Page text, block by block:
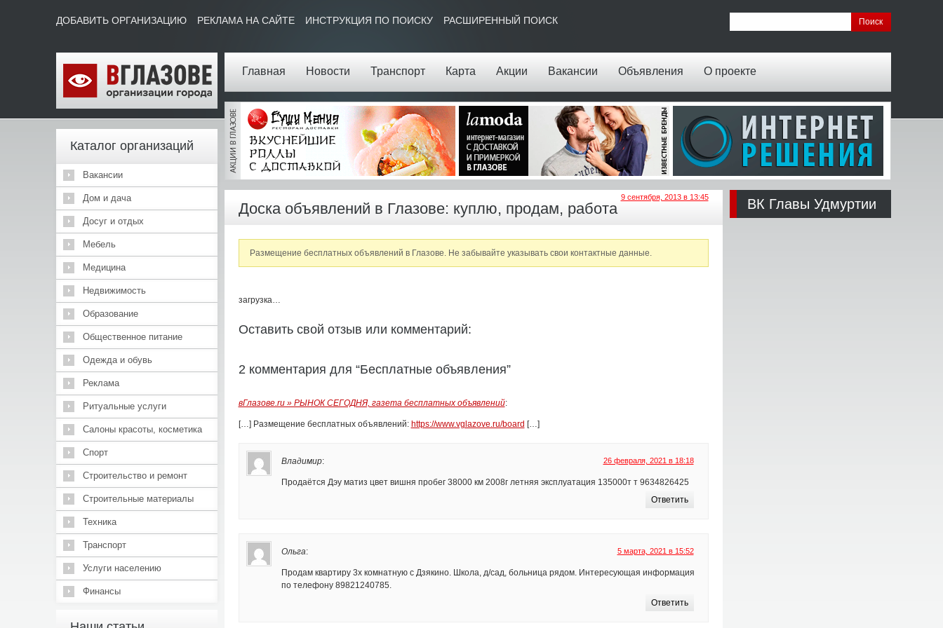
Главная Новости Транспорт Карта Акции Вакансии Объявления О проекте
ДОБАВИТЬ ОРГАНИЗАЦИЮ РЕКЛАМА НА САЙТЕ ИНСТРУКЦИЯ ПО ПОИСКУ РАСШИРЕННЫЙ ПОИСК
Каталог организаций
Вакансии
Дом и дача
Досуг и отдых
Мебель
Медицина
Недвижимость
Образование
Общественное питание
Одежда и обувь
Реклама
Ритуальные услуги
Салоны красоты, косметика
Спорт
Строительство и ремонт
Строительные материалы
Техника
Транспорт
Услуги населению
Финансы
Доска объявлений в Глазове: куплю, продам, работа
Размещение бесплатных объявлений в Глазове. Не забывайте указывать свои контактные данные.
загрузка…
Оставить свой отзыв или комментарий:
2 комментария для “Бесплатные объявления”
вГлазове.ru » РЫНОК СЕГОДНЯ, газета бесплатных объявлений:
9 сентября, 2013 в 13:45
[…] Размещение бесплатных объявлений: https://www.vglazove.ru/board […]
Владимир: 26 февраля, 2021 в 18:18
Продаётся Дэу матиз цвет вишня пробег 38000 км 2008г летняя эксплуатация 135000т т 9634826425
Ответить
Ольга: 5 марта, 2021 в 15:52
Продам квартиру 3х комнатную с Дзякино. Школа, д/сад, больница рядом. Интересующая информация
по телефону 89821240785.
Ответить
ВК Главы Удмуртии